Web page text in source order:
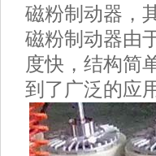
磁粉制动器，
磁粉制动器由
度快，结构简
到了广泛的应